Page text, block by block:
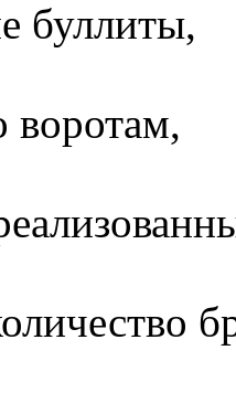
буллиты,
воротам,